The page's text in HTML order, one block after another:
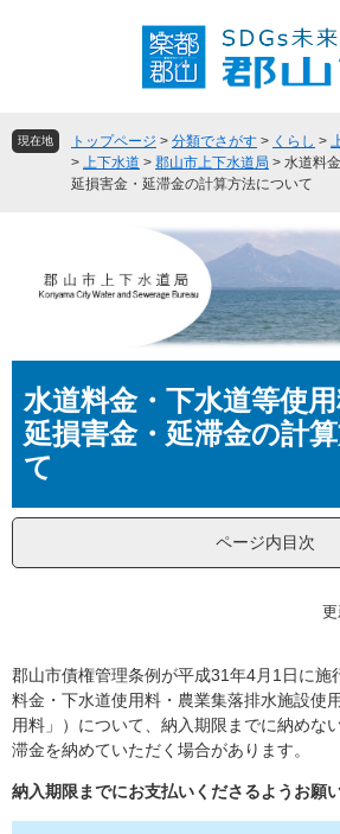
頭
飛現在地 トップページ > 分類でさがす > くらし >
> 上下水道 > 郡山市上下水道局 > 水道料
延損害金・延滞金の計算方法について
文水道料金・下水道等使
延損害金・延滞金の計
て
ページ内目次
郡山市債権管理条例が平成31年4月1日に施
料金・下水道使用料・農業集落排水施設使
用料」）について、納入期限までに納めな
滞金を納めていただく場合があります。
納入期限までにお支払いくださるようお願